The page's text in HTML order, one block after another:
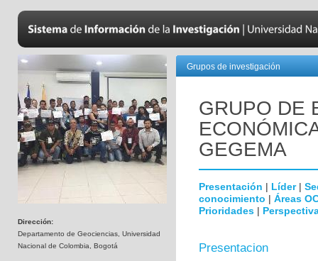
Dirección:
Departamento de Geociencias, Universidad
Nacional de Colombia, Bogotá
Grupos de investigación
GRUPO DE
GEGEMA
Presentación | Líder|
conocimiento | Áreas
Prioridades |
Presentacion